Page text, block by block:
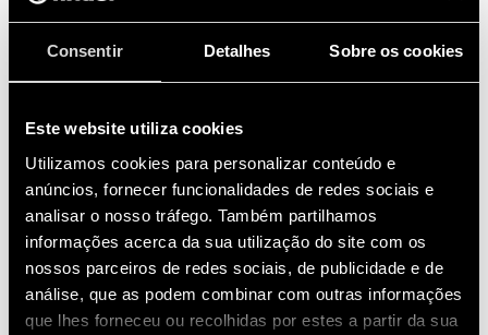
Consentir Detalhes Sobre os cookies
Este website utiliza cookies
Utilizamos cookies para personalizar conteúdo e
anúncios, fornecer funcionalidades de redes sociais e
analisar o nosso tráfego. Também partilhamos
informações acerca da sua utilização do site com os
nossos parceiros de redes sociais, de publicidade e de
análise, que as podem combinar com outras informações
que lhes forneceu ou recolhidas por estes a partir da sua